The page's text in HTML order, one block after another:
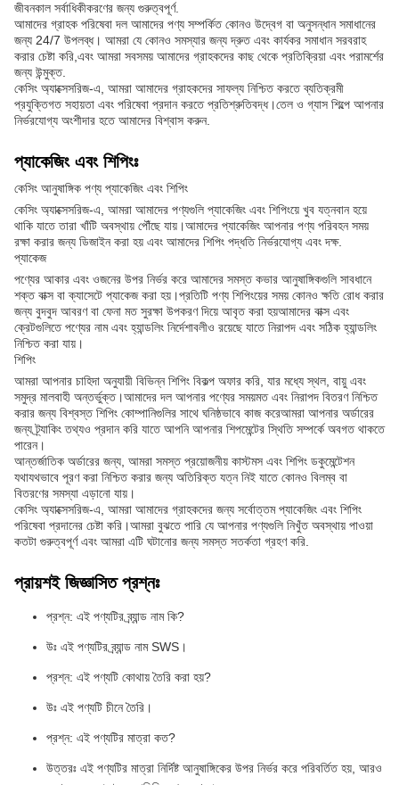
জীবনকাল সর্বাধিকীকরণের জন্য গুরুত্বপূর্ণ.
আমাদের গ্রাহক পরিষেবা দল আমাদের পণ্য সম্পর্কিত কোনও উদ্বেগ বা অনুসন্ধান সমাধানের
জন্য 24/7 উপলব্ধ। আমরা যে কোনও সমস্যার জন্য দ্রুত এবং কার্যকর সমাধান সরবরাহ
করার চেষ্টা করি,এবং আমরা সবসময় আমাদের গ্রাহকদের কাছ থেকে প্রতিক্রিয়া এবং পরামর্শের
জন্য উন্মুক্ত.
কেসিং অ্যাক্সেসরিজ-এ, আমরা আমাদের গ্রাহকদের সাফল্য নিশ্চিত করতে ব্যতিক্রমী
প্রযুক্তিগত সহায়তা এবং পরিষেবা প্রদান করতে প্রতিশ্রুতিবদ্ধ।তেল ও গ্যাস শিল্পে আপনার
নির্ভরযোগ্য অংশীদার হতে আমাদের বিশ্বাস করুন.
প্যাকেজিং এবং শিপিংঃ
কেসিং আনুষাঙ্গিক পণ্য প্যাকেজিং এবং শিপিং
কেসিং অ্যাক্সেসরিজ-এ, আমরা আমাদের পণ্যগুলি প্যাকেজিং এবং শিপিংয়ে খুব যত্নবান হয়ে
থাকি যাতে তারা খাঁটি অবস্থায় পৌঁছে যায়।আমাদের প্যাকেজিং আপনার পণ্য পরিবহন সময়
রক্ষা করার জন্য ডিজাইন করা হয় এবং আমাদের শিপিং পদ্ধতি নির্ভরযোগ্য এবং দক্ষ.
প্যাকেজ
পণ্যের আকার এবং ওজনের উপর নির্ভর করে আমাদের সমস্ত কভার আনুষাঙ্গিকগুলি সাবধানে
শক্ত বাক্স বা ক্যাসেটে প্যাকেজ করা হয়।প্রতিটি পণ্য শিপিংয়ের সময় কোনও ক্ষতি রোধ করার
জন্য বুদবুদ আবরণ বা ফেনা মত সুরক্ষা উপকরণ দিয়ে আবৃত করা হয়আমাদের বাক্স এবং
ক্রেটগুলিতে পণ্যের নাম এবং হ্যান্ডলিং নির্দেশাবলীও রয়েছে যাতে নিরাপদ এবং সঠিক হ্যান্ডলিং
নিশ্চিত করা যায়।
শিপিং
আমরা আপনার চাহিদা অনুযায়ী বিভিন্ন শিপিং বিকল্প অফার করি, যার মধ্যে স্থল, বায়ু এবং
সমুদ্র মালবাহী অন্তর্ভুক্ত।আমাদের দল আপনার পণ্যের সময়মত এবং নিরাপদ বিতরণ নিশ্চিত
করার জন্য বিশ্বস্ত শিপিং কোম্পানিগুলির সাথে ঘনিষ্ঠভাবে কাজ করেআমরা আপনার অর্ডারের
জন্য ট্র্যাকিং তথ্যও প্রদান করি যাতে আপনি আপনার শিপমেন্টের স্থিতি সম্পর্কে অবগত থাকতে
পারেন।
আন্তর্জাতিক অর্ডারের জন্য, আমরা সমস্ত প্রয়োজনীয় কাস্টমস এবং শিপিং ডকুমেন্টেশন
যথাযথভাবে পূরণ করা নিশ্চিত করার জন্য অতিরিক্ত যত্ন নিই যাতে কোনও বিলম্ব বা
বিতরণের সমস্যা এড়ানো যায়।
কেসিং অ্যাক্সেসরিজ-এ, আমরা আমাদের গ্রাহকদের জন্য সর্বোত্তম প্যাকেজিং এবং শিপিং
পরিষেবা প্রদানের চেষ্টা করি।আমরা বুঝতে পারি যে আপনার পণ্যগুলি নিখুঁত অবস্থায় পাওয়া
কতটা গুরুত্বপূর্ণ এবং আমরা এটি ঘটানোর জন্য সমস্ত সতর্কতা গ্রহণ করি.
প্রায়শই জিজ্ঞাসিত প্রশ্নঃ
প্রশ্ন: এই পণ্যটির ব্র্যান্ড নাম কি?
উঃ এই পণ্যটির ব্র্যান্ড নাম SWS।
প্রশ্ন: এই পণ্যটি কোথায় তৈরি করা হয়?
উঃ এই পণ্যটি চীনে তৈরি।
প্রশ্ন: এই পণ্যটির মাত্রা কত?
উত্তরঃ এই পণ্যটির মাত্রা নির্দিষ্ট আনুষাঙ্গিকের উপর নির্ভর করে পরিবর্তিত হয়, আরও